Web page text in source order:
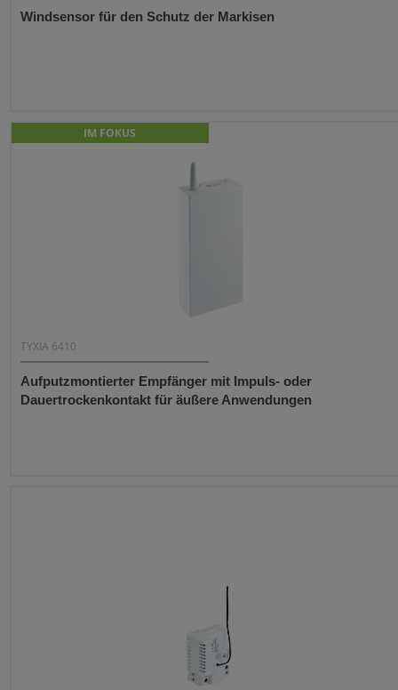
Windsensor für den Schutz der Markisen
IM FOKUS
TYXIA 6410
Aufputzmontierter Empfänger mit Impuls- oder
Dauertrockenkontakt für äußere Anwendungen